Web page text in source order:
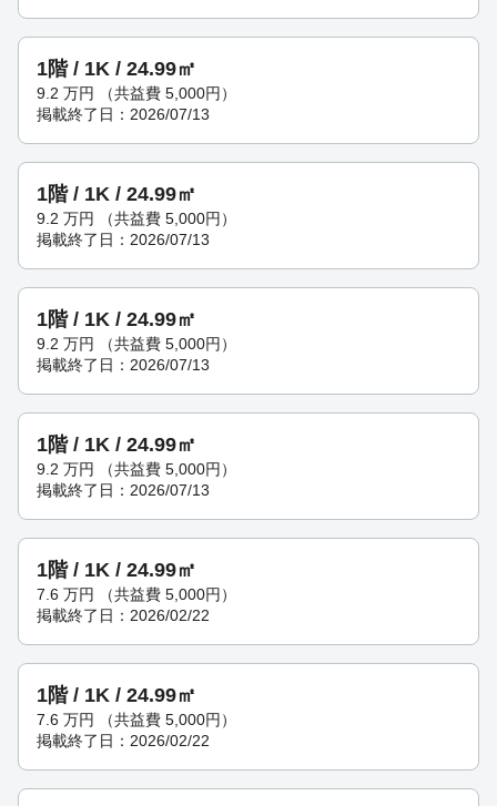
1階 / 1K / 24.99㎡
9.2 万円
（共益費 5,000円）
掲載終了日：2026/07/13
1階 / 1K / 24.99㎡
9.2 万円
（共益費 5,000円）
掲載終了日：2026/07/13
1階 / 1K / 24.99㎡
9.2 万円
（共益費 5,000円）
掲載終了日：2026/07/13
1階 / 1K / 24.99㎡
9.2 万円
（共益費 5,000円）
掲載終了日：2026/07/13
1階 / 1K / 24.99㎡
7.6 万円
（共益費 5,000円）
掲載終了日：2026/02/22
1階 / 1K / 24.99㎡
7.6 万円
（共益費 5,000円）
掲載終了日：2026/02/22